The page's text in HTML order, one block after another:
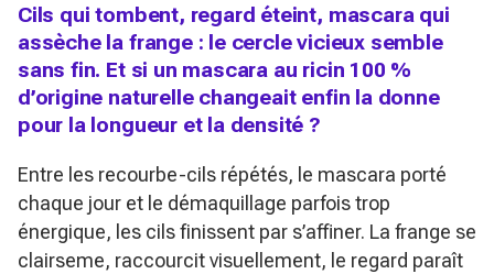
Cils qui tombent, regard éteint, mascara qui
assèche la frange : le cercle vicieux semble
sans fin. Et si un mascara au ricin 100 %
d’origine naturelle changeait enfin la donne
pour la longueur et la densité ?
Entre les recourbe-cils répétés, le mascara porté
chaque jour et le démaquillage parfois trop
énergique, les cils finissent par s’affiner. La frange se
clairseme, raccourcit visuellement, le regard paraît